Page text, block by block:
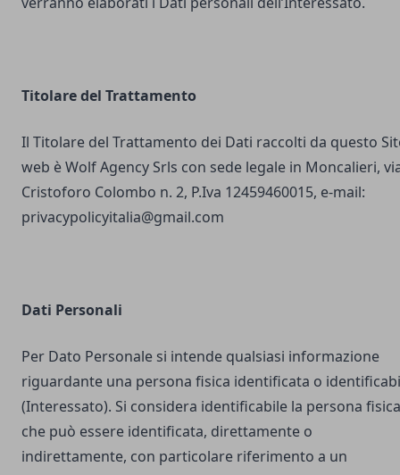
Titolare del Trattamento
Il Titolare del Trattamento dei Dati raccolti da questo
web è Wolf Agency Srls con sede legale in Moncalieri,
Cristoforo Colombo n. 2, P.Iva 12459460015, e-mail:
privacypolicyitalia@gmail.com
Dati Personali
Per Dato Personale si intende qualsiasi informazione
riguardante una persona fisica identificata o
(Interessato). Si considera identificabile la persona fisica
che può essere identificata, direttamente o
indirettamente, con particolare riferimento a un